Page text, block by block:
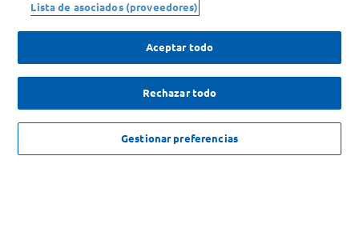
$114.999,00
Lista de asociados (proveedores)
Aceptar todo
Rechazar todo
Gestionar preferencias